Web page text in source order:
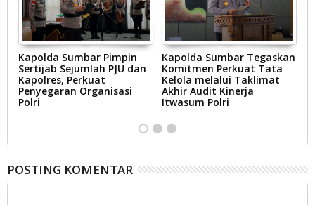
Kapolda Sumbar Pimpin
Sertijab Sejumlah PJU dan
Kapolres, Perkuat
Penyegaran Organisasi
Polri
Kapolda Sumbar Tegaskan
Komitmen Perkuat Tata
Kelola melalui Taklimat
Akhir Audit Kinerja
Itwasum Polri
POSTING KOMENTAR